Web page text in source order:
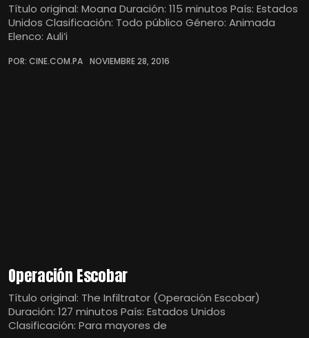
Título original: Moana Duración: 115 minutos País: Estados
Unidos Clasificación: Todo público Género: Animada
Elenco: Auli’i
POR: CINE.COM.PA NOVIEMBRE 28, 2016
Operación Escobar
Título original: The Infiltrator (Operación Escobar)
Duración: 127 minutos País: Estados Unidos
Clasificación: Para mayores de